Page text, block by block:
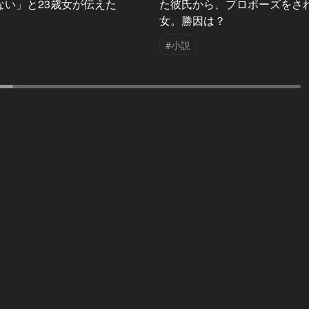
い」と23歳女が伝えた
た彼氏から、プロポーズをさ
女。勝因は？
#小説